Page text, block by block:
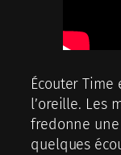
Écouter
l’oreille. Les
fredonne
quelques